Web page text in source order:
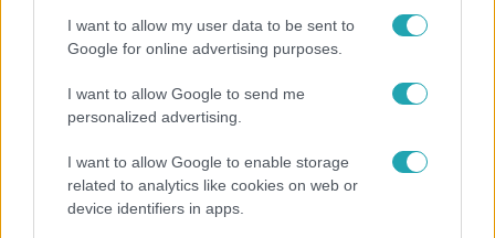
I want to allow my user data to be sent to
Google for online advertising purposes.
I want to allow Google to send me
personalized advertising.
I want to allow Google to enable storage
related to analytics like cookies on web or
device identifiers in apps.
Tömegkarambol: a roncsok eltávolítása közben
találtak egy holttestet az M1-es autópályán
0:30